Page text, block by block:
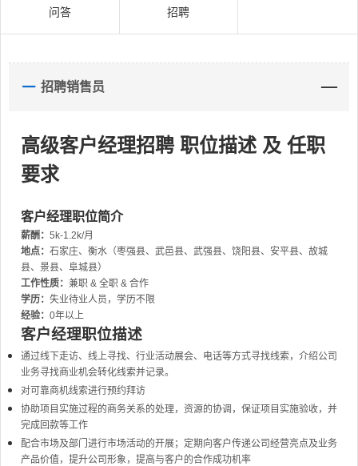
问答 招聘
招聘销售员
高级客户经理招聘 职位描述 及 任职
要求
客户经理职位简介
薪酬： 5k-1.2k/月
地点： 石家庄、衡水（枣强县、武邑县、武强县、饶阳县、安平县、故城
县、景县、阜城县）
工作性质： 兼职 & 全职 & 合作
学历： 失业待业人员，学历不限
经验： 0年以上
客户经理职位描述
通过线下走访、线上寻找、行业活动展会、电话等方式寻找线索，介绍公司
业务寻找商业机会转化线索并记录。
对可靠商机线索进行预约拜访
协助项目实施过程的商务关系的处理，资源的协调，保证项目实施验收，并
完成回款等工作
配合市场及部门进行市场活动的开展；定期向客户传递公司经营亮点及业务
产品价值，提升公司形象，提高与客户的合作成功机率